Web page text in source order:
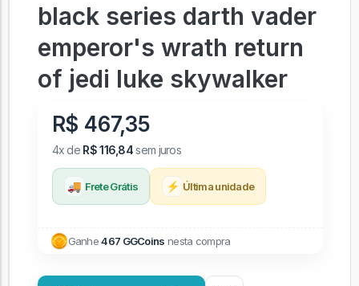
black series darth vader
emperor's wrath return
of jedi luke skywalker
R$ 467,35
4x de R$ 116,84sem juros
🚚 Frete Grátis ⚡ Última unidade
Ganhe467 GGCoins nesta compra